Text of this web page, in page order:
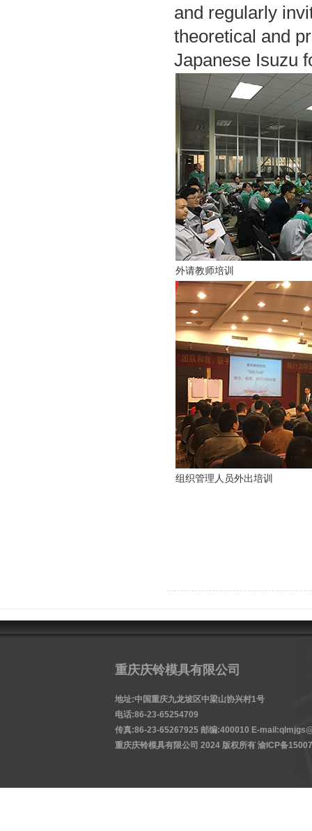
and regularly
theoretical and
Japanese Isuzu
外请教师培训
组织管理人员外出培训
重庆庆铃模具有限公司
地址:中国重庆九龙坡区中梁山协兴村1号
电话:86-23-65254709
传真:86-23-65267925 邮编:400010 E-
重庆庆铃模具有限公司 2024 版权所有 渝ICP备